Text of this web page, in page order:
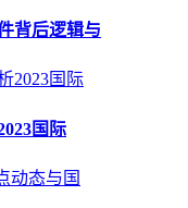
背后逻辑与
国际